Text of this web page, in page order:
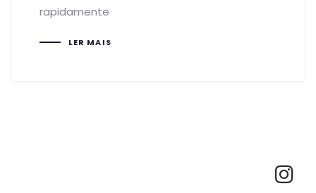
rapidamente
LER MAIS